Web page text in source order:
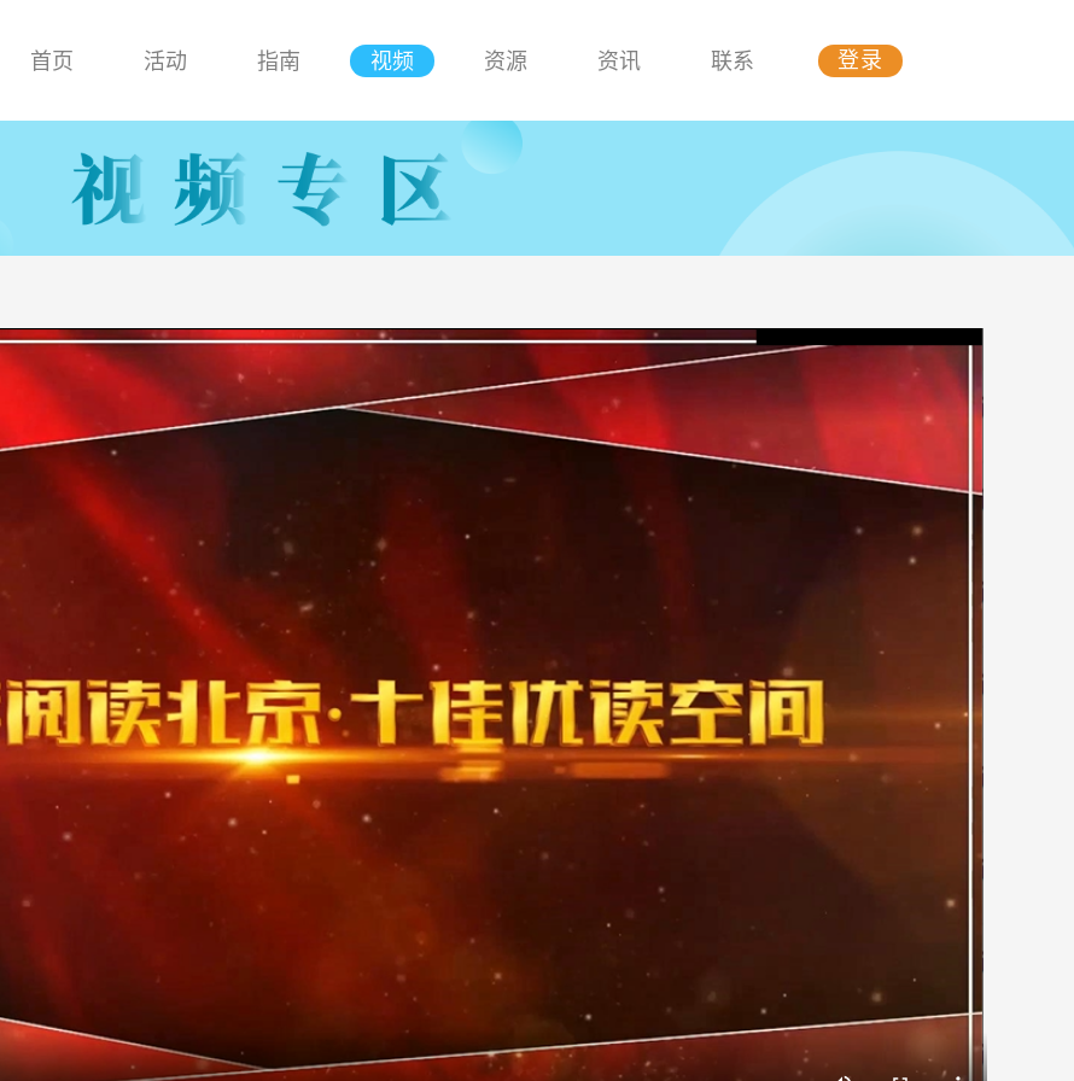
首页 活动 指南 视频 资源 资讯 联系 登录